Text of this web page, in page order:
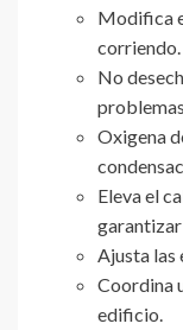
Modifica
corriendo.
No
problemas.
Oxigena
Eleva el
garantizar
Ajusta las
Coordina
edificio.